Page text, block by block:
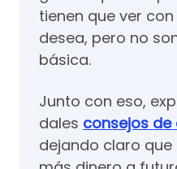
tienen que ver
desea, pero no
básica.
Junto con eso,
dales consejos
dejando claro que